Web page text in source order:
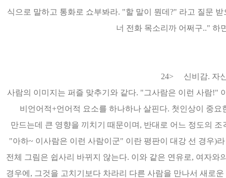
식으로 말하고 통화로 쇼부봐라. "할 말이 뭔데?" 라고 질문
너 전화 목소리까 어쩌구.." 하
24> 신비감. 자
사람의 이미지는 퍼즐 맞추기와 같다. "그사람은 이런 사람!"
비언어적+언어적 요소를 하나하나 살핀다. 첫인상이 중
만드는데 큰 영향을 끼치기 때문이며, 반대로 어느 정도의
"아하~ 이사람은 이런 사람이군" 이란 평판이 대강 선 경우)
전체 그림은 쉽사리 바뀌지 않는다. 이와 같은 연유로, 여자
경우에, 그것을 고치기보다 차라리 다른 사람을 만나서 새로